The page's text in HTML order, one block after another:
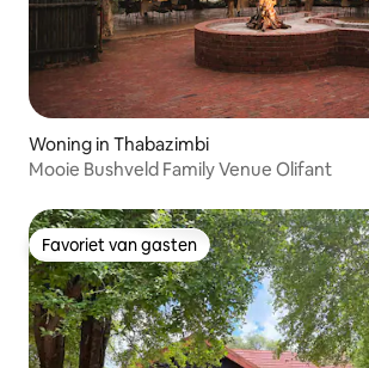
Woning in Thabazimbi
Mooie Bushveld Family Venue Olifant
Favoriet van gasten
Favoriet van gasten